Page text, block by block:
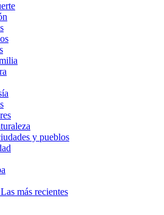
y pueblos
más recientes